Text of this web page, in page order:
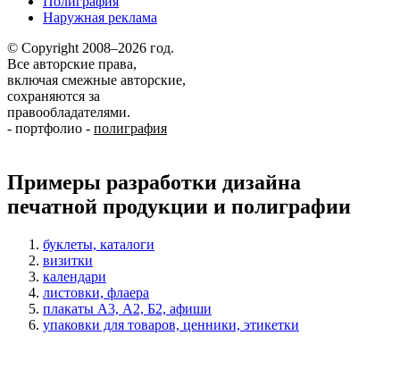
Наружная реклама
© Copyright 2008–2026 год.
Все авторские права,
включая смежные авторские,
сохраняются за
правообладателями.
- портфолио - полиграфия
Примеры разработки дизайна
печатной продукции и полиграфии
буклеты, каталоги
визитки
календари
листовки, флаера
плакаты А3, А2, Б2, афиши
упаковки для товаров, ценники, этикетки